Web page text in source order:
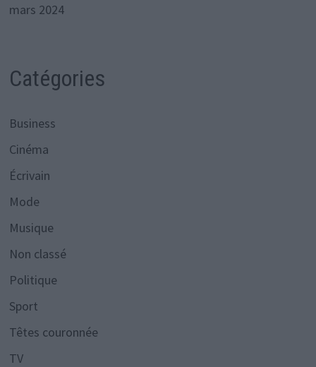
mars 2024
Catégories
Business
Cinéma
Écrivain
Mode
Musique
Non classé
Politique
Sport
Têtes couronnée
TV